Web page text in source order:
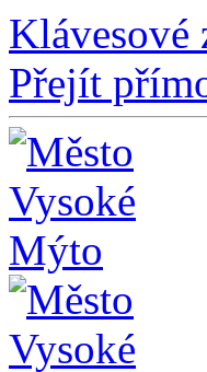
Klávesové
Přejít